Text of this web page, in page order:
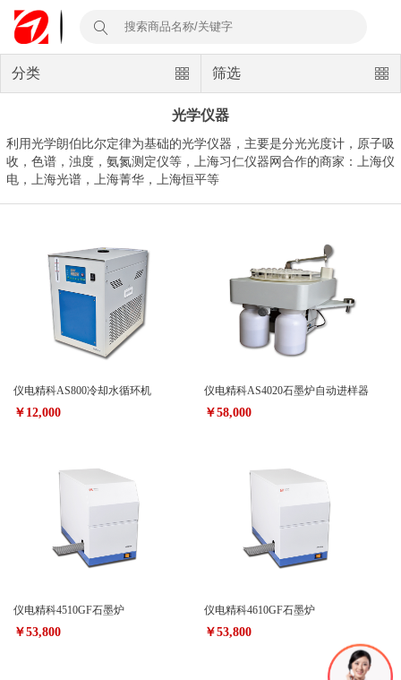
分类 筛选
光学仪器
利用光学朗伯比尔定律为基础的光学仪器，主要是分光光度计，原子吸
收，色谱，浊度，氨氮测定仪等，上海习仁仪器网合作的商家：上海仪
电，上海光谱，上海菁华，上海恒平等
仪电精科AS800冷却水循环机
￥12,000
仪电精科AS4020石墨炉自动进样器
￥58,000
仪电精科4510GF石墨炉
￥53,800
仪电精科4610GF石墨炉
￥53,800